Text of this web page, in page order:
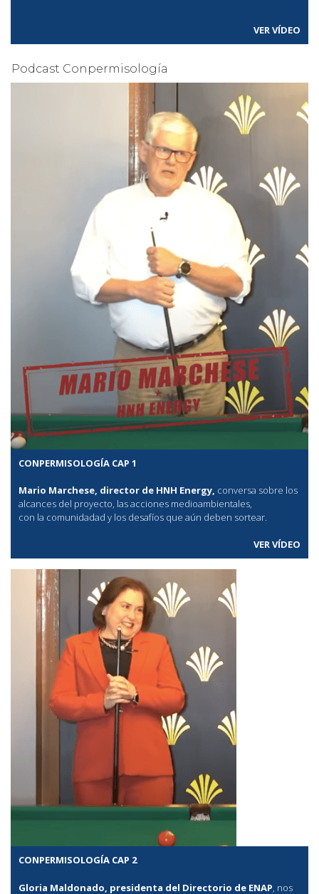
VER VÍDEO
Podcast Conpermisología
CONPERMISOLOGÍA CAP 1
Mario Marchese, director de HNH Energy, conversa sobre los
alcances del proyecto, las acciones medioambientales,
con la comunidadad y los desafíos que aún deben sortear.
VER VÍDEO
CONPERMISOLOGÍA CAP 2
Gloria Maldonado, presidenta del Directorio de ENAP, nos